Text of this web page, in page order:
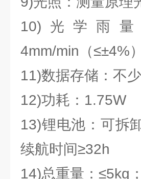
10)光学雨
4mm/min（≤±4%
11)数据存储：不
12)功耗：1.75W
13)锂电池：可拆
续航时间≥32h
14)总重量：≤5kg；